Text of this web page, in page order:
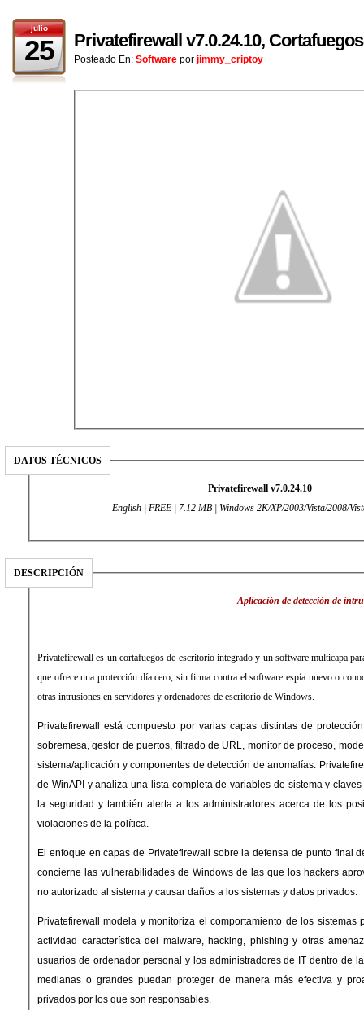
julio
25 Privatefirewall v7.0.24.10,
Posteado En: Software por jimmy_criptoy
DATOS TÉCNICOS
Privatefirewall v7.0.24.10
English | FREE | 7.12 MB | Windows 2K/XP/2003/Vista/2008/
DESCRIPCIÓN
Aplicación de detección de
Privatefirewall es un cortafuegos de escritorio integrado y un software multicapa
que ofrece una protección día cero, sin firma contra el software espía nuevo o
otras intrusiones en servidores y ordenadores de escritorio de Windows.
Privatefirewall está compuesto por varias capas distintas de
sobremesa, gestor de puertos, filtrado de URL, monitor de proceso,
sistema/aplicación y componentes de detección de anomalías.
de WinAPI y analiza una lista completa de variables de sistema y
la seguridad y también alerta a los administradores acerca de los
violaciones de la política.
El enfoque en capas de Privatefirewall sobre la defensa de punto final
concierne las vulnerabilidades de Windows de las que los hackers
no autorizado al sistema y causar daños a los sistemas y datos privados.
Privatefirewall modela y monitoriza el comportamiento de los sistemas
actividad característica del malware, hacking, phishing y otras
usuarios de ordenador personal y los administradores de IT dentro de
medianas o grandes puedan proteger de manera más efectiva y
privados por los que son responsables.